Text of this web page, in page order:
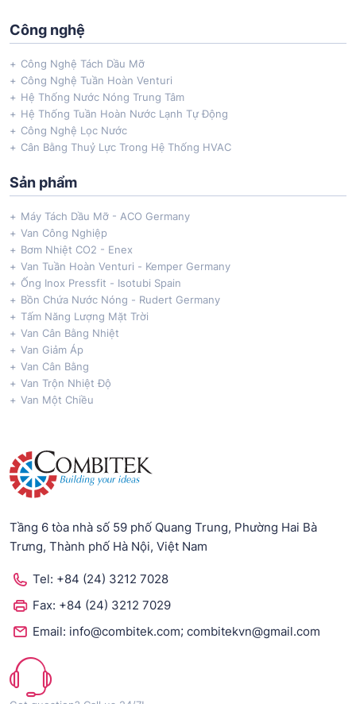
Công nghệ
Công Nghệ Tách Dầu Mỡ
Công Nghệ Tuần Hoàn Venturi
Hệ Thống Nước Nóng Trung Tâm
Hệ Thống Tuần Hoàn Nước Lạnh Tự Động
Công Nghệ Lọc Nước
Cân Bằng Thuỷ Lực Trong Hệ Thống HVAC
Sản phẩm
Máy Tách Dầu Mỡ - ACO Germany
Van Công Nghiệp
Bơm Nhiệt CO2 - Enex
Van Tuần Hoàn Venturi - Kemper Germany
Ống Inox Pressfit - Isotubi Spain
Bồn Chứa Nước Nóng - Rudert Germany
Tấm Năng Lượng Mặt Trời
Van Cân Bằng Nhiệt
Van Giảm Áp
Van Cân Bằng
Van Trộn Nhiệt Độ
Van Một Chiều
Tầng 6 tòa nhà số 59 phố Quang Trung, Phường Hai Bà
Trưng, Thành phố Hà Nội, Việt Nam
Tel: +84 (24) 3212 7028
Fax: +84 (24) 3212 7029
Email: info@combitek.com; combitekvn@gmail.com